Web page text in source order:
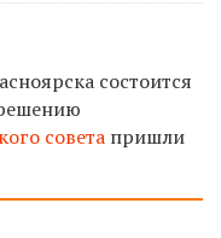
состоится
совета пришли